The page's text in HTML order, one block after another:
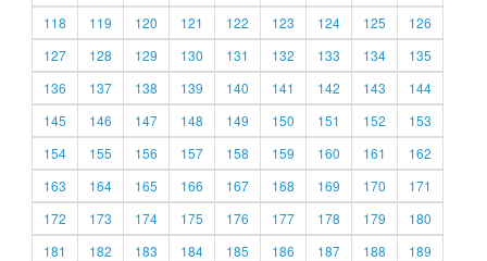
118
119 120 121 122 123 124 125
126
127
128 129 130 131 132 133 134
135
136
137 138 139 140 141 142 143
144
145
146 147 148 149 150 151 152
153
154
155 156 157 158 159 160 161
162
163
164 165 166 167 168 169 170
171
172
173 174 175 176 177 178 179
180
181
182 183 184 185 186 187 188
189